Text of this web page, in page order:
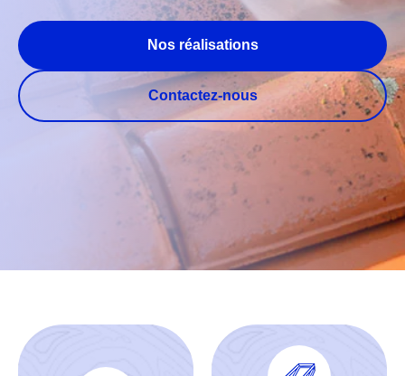
Nos réalisations
Contactez-nous